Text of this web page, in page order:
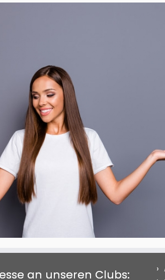
an unseren Clubs: